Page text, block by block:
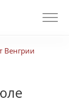
Венгрии